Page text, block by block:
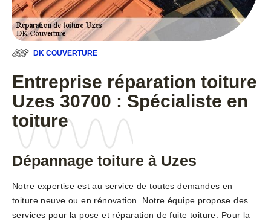
DK COUVERTURE
Entreprise réparation toiture
Uzes 30700 : Spécialiste en
toiture
Dépannage toiture à Uzes
Notre expertise est au service de toutes demandes en
toiture neuve ou en rénovation. Notre équipe propose des
services pour la pose et réparation de fuite toiture. Pour la